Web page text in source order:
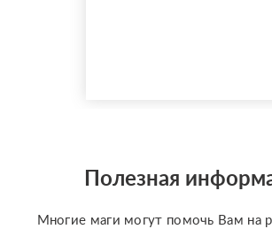
разных колодах Таро
Ленорман, рунах.
Полезная
Многие маги могут помочь Вам на